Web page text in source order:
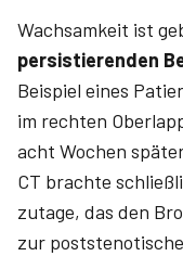
Wachsamkeit ist
persistierenden
Beispiel eines
im rechten
acht Wochen
CT brachte
zutage, das den
zur